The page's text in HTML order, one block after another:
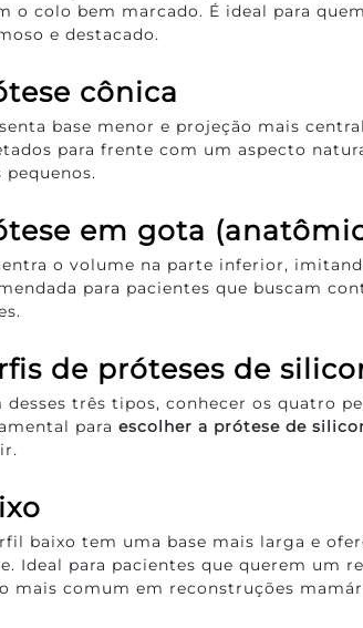
o colo bem marcado. É ideal para
e destacado.
cônica
base menor e projeção mais
para frente com um aspecto
pequenos.
em gota
o volume na parte inferior,
para pacientes que buscam
de próteses de
desses três tipos, conhecer os quatro
para escolher a prótese de
baixo tem uma base mais larga e
Ideal para pacientes que querem um
mais comum em reconstruções